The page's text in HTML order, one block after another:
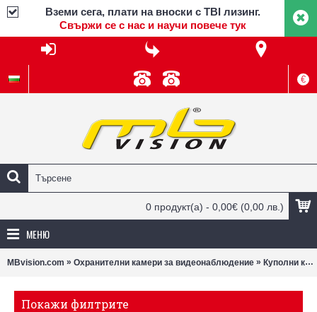
Вземи сега, плати на вноски с TBI лизинг.
Свържи се с нас и научи повече тук
€
0 продукт(а) - 0,00€ (0,00 лв.)
МЕНЮ
MBvision.com » Охранителни камери за видеонаблюдение » Куполни камери
Покажи филтрите